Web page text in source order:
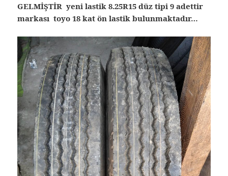
GELMİŞTİR yeni lastik 8.25R15 düz tipi 9 adettir
markası toyo 18 kat ön lastik bulunmaktadır…